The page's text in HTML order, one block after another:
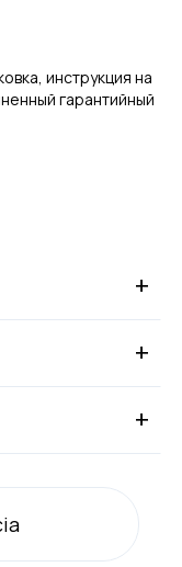
инструкция на
гарантийный
+
+
+